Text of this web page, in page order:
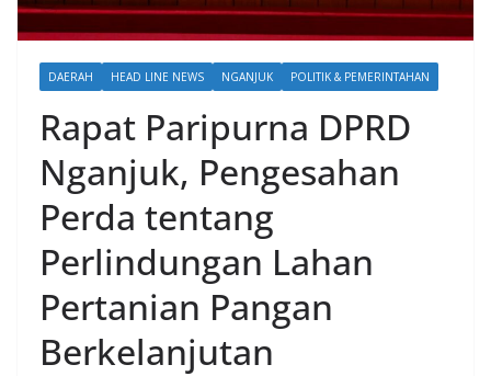
DAERAH HEAD LINE NEWS NGANJUK POLITIK & PEMERINTAHAN
Rapat Paripurna DPRD
Nganjuk, Pengesahan
Perda tentang
Perlindungan Lahan
Pertanian Pangan
Berkelanjutan